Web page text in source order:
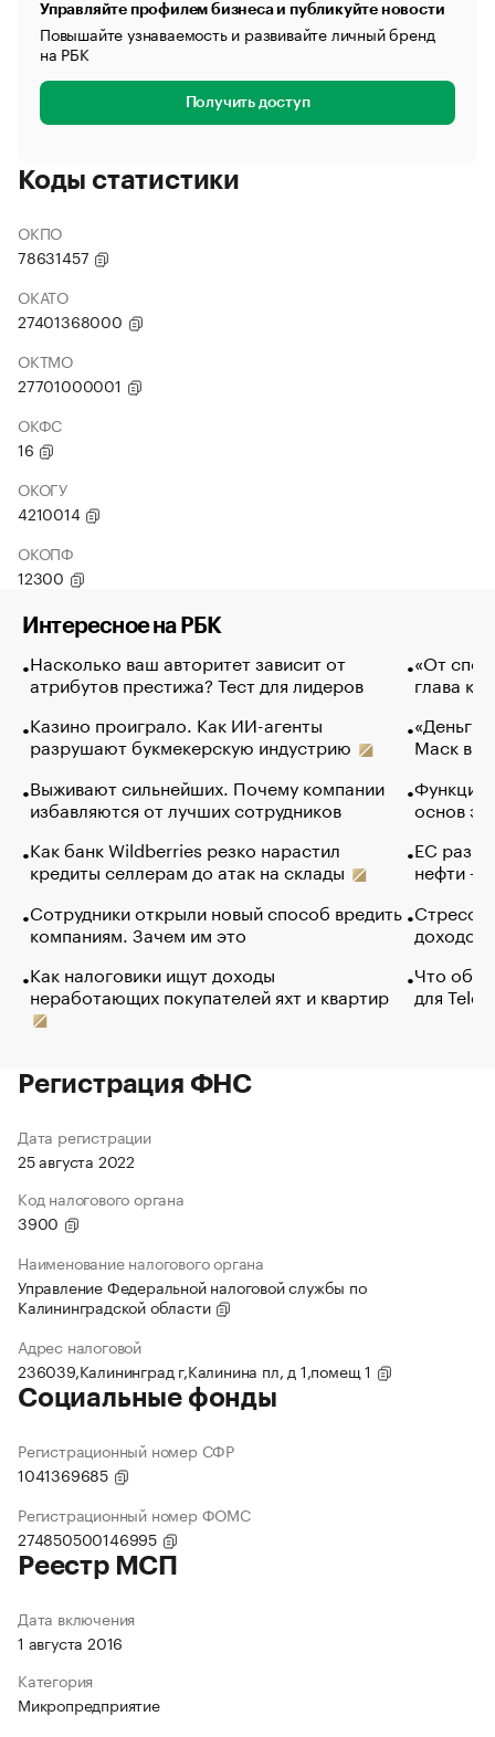
Управляйте профилем бизнеса и публикуйте новости
Повышайте узнаваемость и развивайте личный бренд
на РБК
Получить доступ
Коды статистики
ОКПО
78631457
ОКАТО
27401368000
ОКТМО
27701000001
ОКФС
16
ОКОГУ
4210014
ОКОПФ
12300
Интересное на РБК
Насколько ваш авторитет зависит от
атрибутов престижа? Тест для лидеров
Казино проиграло. Как ИИ-агенты
разрушают букмекерскую индустрию
Выживают сильнейших. Почему компании
избавляются от лучших сотрудников
Как банк Wildberries резко нарастил
кредиты селлерам до атак на склады
Сотрудники открыли новый способ вредить
компаниям. Зачем им это
Как налоговики ищут доходы
неработающих покупателей яхт и квартир
«От
глава
«Деньги
Маск в
Функции
основ
ЕС
нефти —
Стресс
доходов
Что
для
Регистрация ФНС
Дата регистрации
25 августа 2022
Код налогового органа
3900
Наименование налогового органа
Управление Федеральной налоговой службы по
Калининградской области
Адрес налоговой
236039,Калининград г,Калинина пл, д 1,помещ 1
Социальные фонды
Регистрационный номер СФР
1041369685
Регистрационный номер ФОМС
274850500146995
Реестр МСП
Дата включения
1 августа 2016
Категория
Микропредприятие